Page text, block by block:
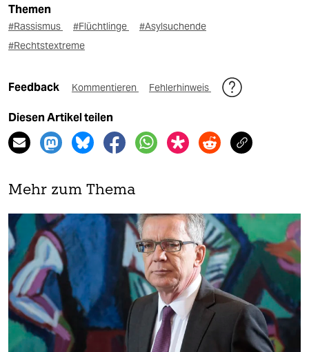
Themen
#Rassismus #Flüchtlinge
#Asylsuchende
#Rechtstextreme
Feedback Kommentieren Fehlerhinweis
Diesen Artikel teilen
Mehr zum Thema